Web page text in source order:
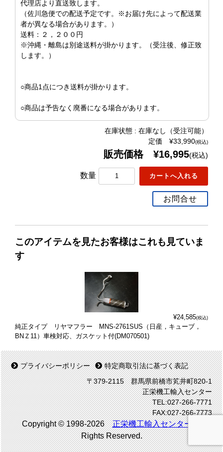
代理店より直送致します。
（佐川急便での配送予定です。※お届け先によって配送業
者が異なる場合があります。）
送料：２，２００円
※沖縄・離島は別途送料が掛かります。（受注後、修正致
します。）
○商品1点につき送料が掛かります。
○商品は予告なく廃番になる場合があります。
在庫状態 : 在庫なし（受注可能）
定価 ¥33,990(税込)
販売価格 ¥16,995(税込)
数量
お問合せ
このアイテムを見たお客様はこれも見ていま
す
¥24,585(税込)
純正タイプ リヤマフラー MNS-2761SUS（日産，キューブ，
BNＺ11）車検対応、ガスケット付(DM070501)
プライバシーポリシー
特定商取引法に基づく表記
〒379-2115 群馬県前橋市笂井町820-1
正栄機工輸入センター
TEL:027-266-7771
FAX:027-266-7773
Copyright © 1998-2026正栄機工輸入センター
Rights Reserved.